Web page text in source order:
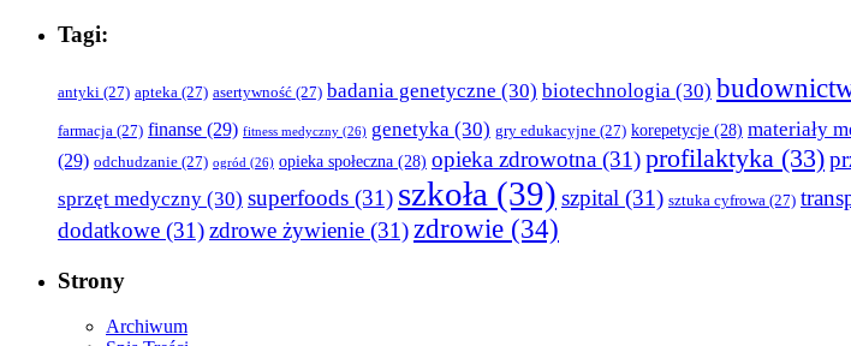
Tagi:
antyki (27) apteka (27) asertywność (27) badania genetyczne (30) biotechnologia (30)
farmacja (27) finanse (29) fitness medyczny (26) genetyka (30) gry edukacyjne (27) korepetycje (28) materiały
(29) odchudzanie (27) ogród (26) opieka społeczna (28) opieka zdrowotna (31)profilaktyka (33)
sprzęt medyczny (30) superfoods (31) szkoła (39) szpital (31) sztuka cyfrowa (27)
dodatkowe (31)zdrowe żywienie (31)zdrowie (34)
Strony
Archiwum